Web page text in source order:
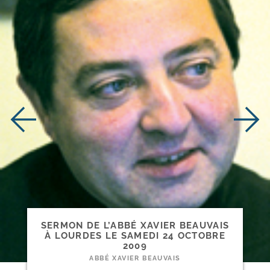
SERMON DE L’ABBÉ XAVIER BEAUVAIS
À LOURDES LE SAMEDI 24 OCTOBRE
2009
ABBÉ XAVIER BEAUVAIS